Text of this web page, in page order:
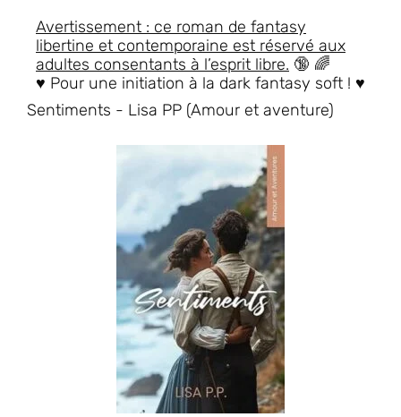
Avertissement : ce roman de fantasy
libertine et contemporaine est réservé aux
adultes consentants à l’esprit libre. 🔞 🌈
♥ Pour une initiation à la dark fantasy soft ! ♥
Sentiments - Lisa PP (Amour et aventure)